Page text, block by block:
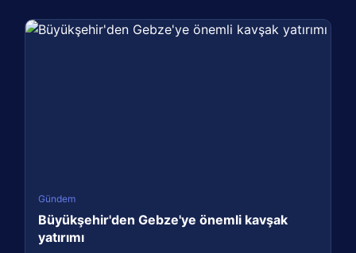
Gündem
Büyükşehir'den Gebze'ye önemli kavşak
yatırımı